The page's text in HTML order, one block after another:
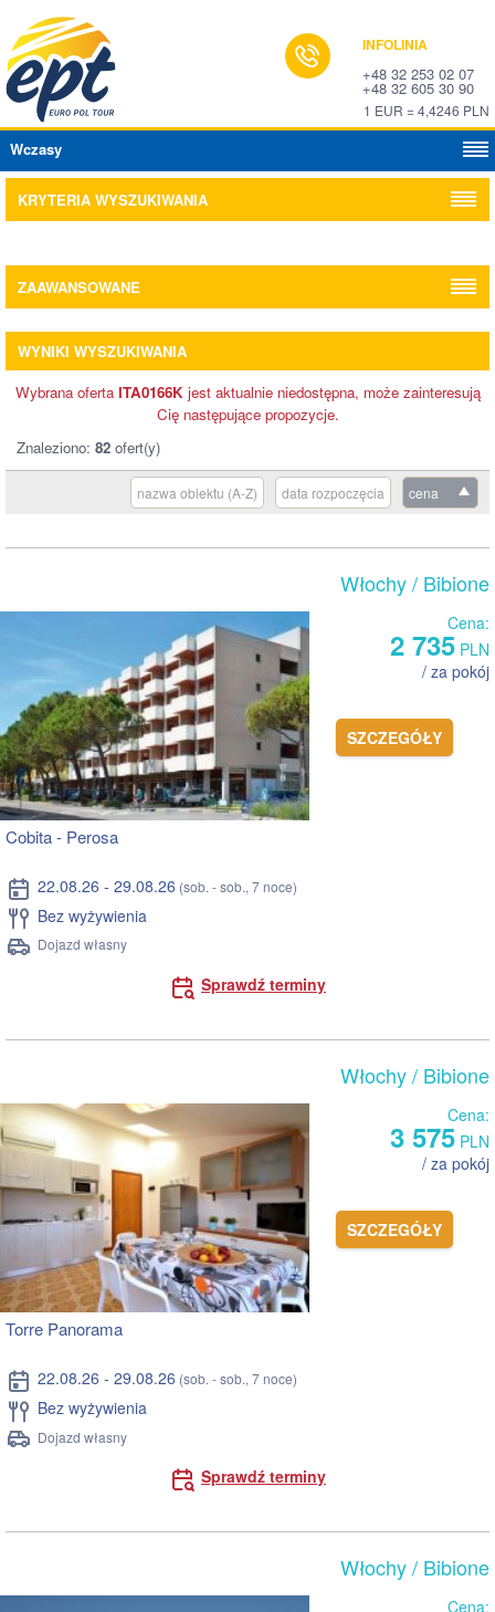
INFOLINIA
+48 32 253 02 07
+48 32 605 30 90
1 EUR = 4,4246 PLN
Wczasy
KRYTERIA WYSZUKIWANIA
ZAAWANSOWANE
WYNIKI WYSZUKIWANIA
Wybrana oferta ITA0166Kjest aktualnie niedostępna, może zainteresują
Cię następujące propozycje.
Znaleziono: 82 ofert(y)
cena
data rozpoczęcia
nazwa obiektu (A-Z)
Włochy/ Bibione
Cena:
2 735 PLN
/ za pokój
SZCZEGÓŁY
Cobita - Perosa
22.08.26 - 29.08.26 (sob. - sob., 7 noce)
Bez wyżywienia
Dojazd własny
Sprawdź terminy
Włochy/ Bibione
Cena:
3 575 PLN
/ za pokój
SZCZEGÓŁY
Torre Panorama
22.08.26 - 29.08.26 (sob. - sob., 7 noce)
Bez wyżywienia
Dojazd własny
Sprawdź terminy
Włochy/ Bibione
Cena: